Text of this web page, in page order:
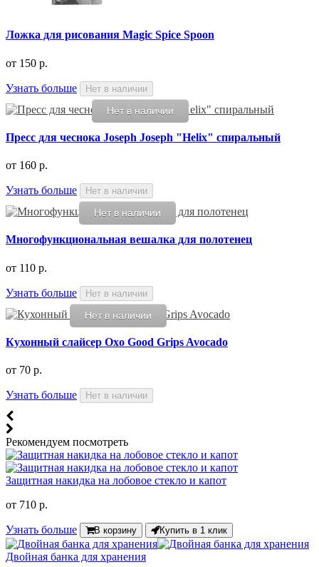
Ложка для рисования Magic Spice Spoon
от 150 р.
Узнать больше Нет в наличии
Нет в наличии
Пресс для чеснока Joseph Joseph "Helix" спиральный
от 160 р.
Узнать больше Нет в наличии
Нет в наличии
Многофункциональная вешалка для полотенец
от 110 р.
Узнать больше Нет в наличии
Нет в наличии
Кухонный слайсер Oxo Good Grips Avocado
от 70 р.
Узнать больше Нет в наличии
Рекомендуем посмотреть
Защитная накидка на лобовое стекло и капот
от 710 р.
Узнать больше В корзину Купить в 1 клик
Двойная банка для хранения